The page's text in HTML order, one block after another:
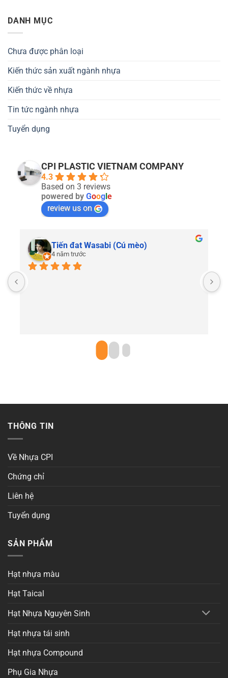
DANH MỤC
Chưa được phân loại
Kiến thức sản xuất ngành nhựa
Kiến thức về nhựa
Tin tức ngành nhựa
Tuyển dụng
CPI PLASTIC VIETNAM COMPANY
4.3
Based on 3 reviews
powered by Goog e
review us on
Tiến đat Wasabi (Cú mèo)
4 năm trước
THÔNG TIN
Về Nhựa CPI
Chứng chỉ
Liên hệ
Tuyển dụng
SẢN PHẨM
Hạt nhựa màu
Hạt Taical
Hạt Nhựa Nguyên Sinh
Hạt nhựa tái sinh
Hạt nhựa Compound
Phụ Gia Nhựa